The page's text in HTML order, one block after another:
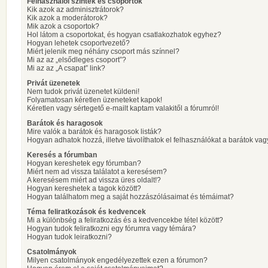
Kik azok az adminisztrátorok?
Kik azok a moderátorok?
Mik azok a csoportok?
Hol látom a csoportokat, és hogyan csatlakozhatok egyhez?
Hogyan lehetek csoportvezető?
Miért jelenik meg néhány csoport más színnel?
Mi az az „elsődleges csoport”?
Mi az az „A csapat” link?
Privát üzenetek
Nem tudok privát üzenetet küldeni!
Folyamatosan kéretlen üzeneteket kapok!
Kéretlen vagy sértegető e-mailt kaptam valakitől a fórumról!
Barátok és haragosok
Mire valók a barátok és haragosok listák?
Hogyan adhatok hozzá, illetve távolíthatok el felhasználókat a barátok
Keresés a fórumban
Hogyan kereshetek egy fórumban?
Miért nem ad vissza találatot a keresésem?
A keresésem miért ad vissza üres oldalt!?
Hogyan kereshetek a tagok között?
Hogyan találhatom meg a saját hozzászólásaimat és témáimat?
Téma feliratkozások és kedvencek
Mi a különbség a feliratkozás és a kedvencekbe tétel között?
Hogyan tudok feliratkozni egy fórumra vagy témára?
Hogyan tudok leiratkozni?
Csatolmányok
Milyen csatolmányok engedélyezettek ezen a fórumon?